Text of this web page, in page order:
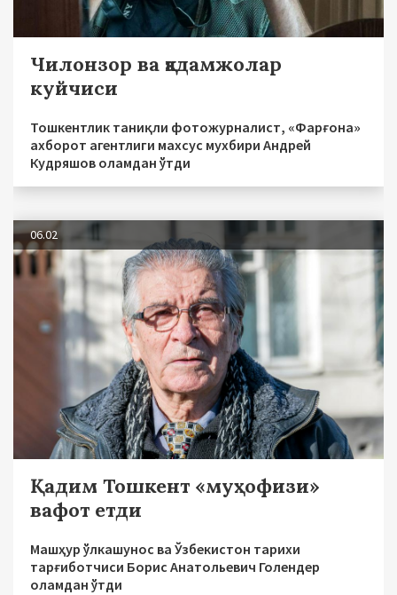
Чилонзор ва қадамжолар
куйчиси
Тошкентлик таниқли фотожурналист, «Фарғона»
ахборот агентлиги махсус мухбири Андрей
Кудряшов оламдан ўтди
06.02
Қадим Тошкент «муҳофизи»
вафот етди
Машҳур ўлкашунос ва Ўзбекистон тарихи
тарғиботчиси Борис Анатольевич Голендер
оламдан ўтди